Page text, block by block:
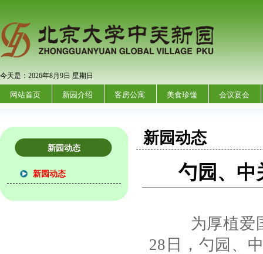
今天是：2026年8月9日 星期日
网站首页 新园介绍 客房公寓 美食珍馐 会议宴会
新园动态
新园动态
新园动态
勺园、中
为厚植爱国
28日，勺园、